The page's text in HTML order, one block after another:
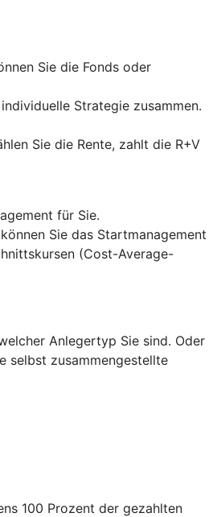
Sie die Fonds oder
Strategie zusammen.
Sie die Rente, zahlt die R+V
für Sie.
Sie das Startmanagement
(Cost-Average-
Anlegertyp Sie sind. Oder
selbst zusammengestellte
100 Prozent der gezahlten